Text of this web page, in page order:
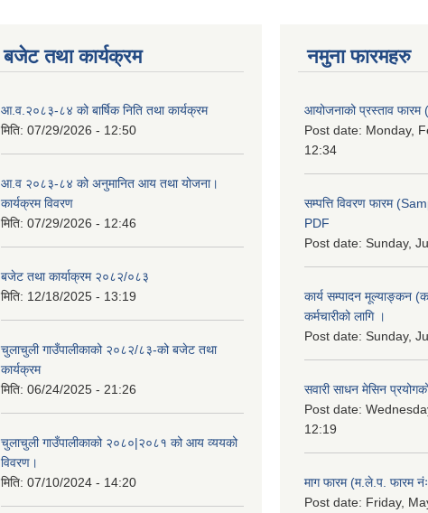
बजेट तथा कार्यक्रम
आ.व.२०८३-८४ को बार्षिक निति तथा कार्यक्रम
मिति: 07/29/2026 - 12:50
आ.व २०८३-८४ को अनुमानित आय तथा योजना।
कार्यक्रम विवरण
मिति: 07/29/2026 - 12:46
बजेट तथा कार्याक्रम २०८२/०८३
मिति: 12/18/2025 - 13:19
चुलाचुली गाउँपालीकाको २०८२/८३-को बजेट तथा
कार्यक्रम
मिति: 06/24/2025 - 21:26
चुलाचुली गाउँपालीकाको २०८०|२०८१ को आय व्ययको
विवरण।
मिति: 07/10/2024 - 14:20
नमुना फारमहरु
आयोजनाको प्रस्ताव फारम
Post date: Monday,
12:34
सम्पत्ति विवरण फारम
PDF
Post date: Sunday,
कार्य सम्पादन मूल्याङ्कन
कर्मचारीको लागि ।
Post date: Sunday,
सवारी साधन मेसिन
Post date:
12:19
माग फारम (म.ले.प. फारम
Post date: Friday,